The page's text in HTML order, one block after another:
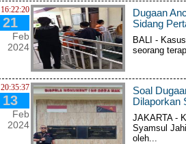
16:22:20
21
Feb
2024
Dugaan
Sidang
BALI -
seorang
20:35:37
13
Feb
2024
Soal
Dilaporkan
JAKARTA -
Syamsul
oleh...